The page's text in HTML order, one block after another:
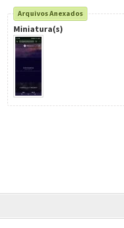
Arquivos Anexados
Miniatura(s)